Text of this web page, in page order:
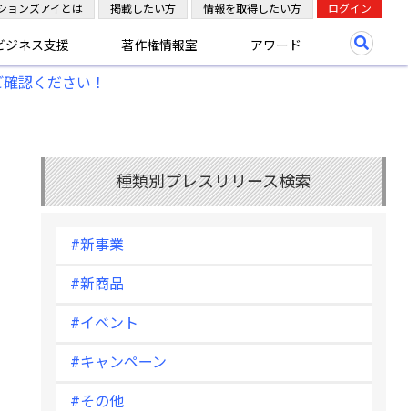
ジネス支援 著作権情報室 アワード
ョンズアイとは 掲載したい方 情報を取得したい方 ログイン
認ください！
種類別プレスリリース検索
#新事業
#新商品
#イベント
#キャンペーン
#その他